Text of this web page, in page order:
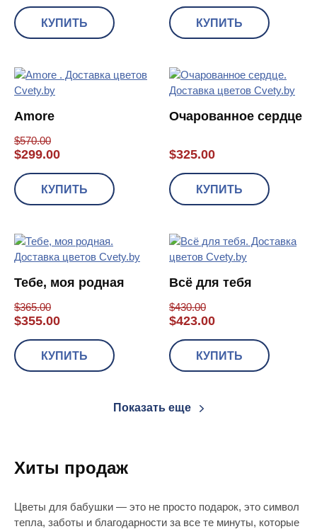
КУПИТЬ КУПИТЬ
Amore
$570.00
$299.00
КУПИТЬ
Очарованное сердце
$325.00
КУПИТЬ
Тебе, моя родная
$365.00
$355.00
КУПИТЬ
Всё для тебя
$430.00
$423.00
КУПИТЬ
Показать еще
Хиты продаж
Цветы для бабушки — это не просто подарок, это символ
тепла, заботы и благодарности за все те минуты, которые